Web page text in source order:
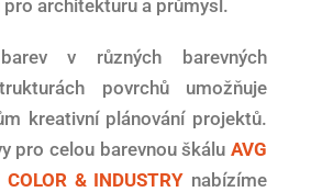
pro architekturu a průmysl.
v různých barevných
povrchů umožňuje
kreativní plánování projektů.
pro celou barevnou škálu AVG
COLOR & INDUSTRY nabízíme